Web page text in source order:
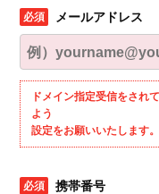
メールアドレス
ドメイン指定受信をされ
よう
設定をお願いいたします。
携帯番号